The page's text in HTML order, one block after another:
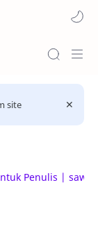
site
|